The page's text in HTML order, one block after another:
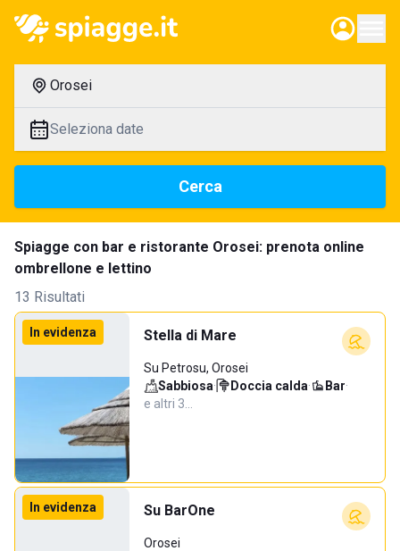
Orosei
Seleziona date
Cerca
Spiagge con bar e ristorante Orosei: prenota online
ombrellone e lettino
13 Risultati
In evidenza Stella di Mare
Su Petrosu, Orosei
Sabbiosa· Doccia calda· Bar·
e altri 3…
In evidenza Su BarOne
Orosei